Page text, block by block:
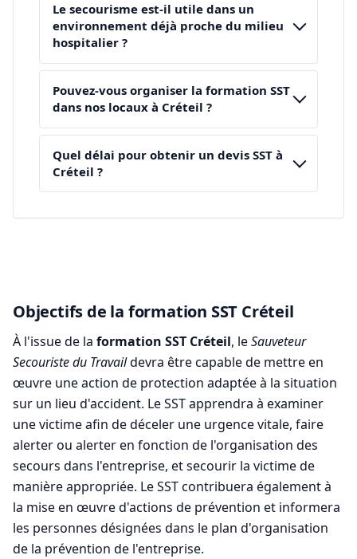
Le secourisme est-il utile dans un
environnement déjà proche du milieu
hospitalier ?
Pouvez-vous organiser la formation SST
dans nos locaux à Créteil ?
Quel délai pour obtenir un devis SST à
Créteil ?
Objectifs de la formation SST Créteil
À l'issue de la formation SST Créteil, leSauveteur
Secouriste du Travaildevra être capable de mettre en
œuvre une action de protection adaptée à la situation
sur un lieu d'accident. Le SST apprendra à examiner
une victime afin de déceler une urgence vitale, faire
alerter ou alerter en fonction de l'organisation des
secours dans l'entreprise, et secourir la victime de
manière appropriée. Le SST contribuera également à
la mise en œuvre d'actions de prévention et informera
les personnes désignées dans le plan d'organisation
de la prévention de l'entreprise.